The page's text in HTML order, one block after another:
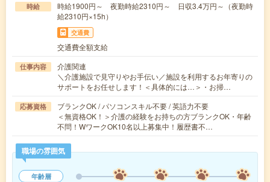
時給
時給1900円～ 夜勤時給2310円～ 日収3.4万円～（夜勤時
給2310円×15h）
交通費
交通費全額支給
仕事内容
介護関連
＼介護施設で見守りやお手伝い／施設を利用するお年寄りの
サポートをお任せします！＜具体的には…＞・お掃…
応募資格
ブランクOK / パソコンスキル不要 / 英語力不要
＜無資格OK！＞介護の経験をお持ちの方ブランクOK・年齢
不問！WワークOK10名以上募集中！履歴書不…
職場の雰囲気
年齢層